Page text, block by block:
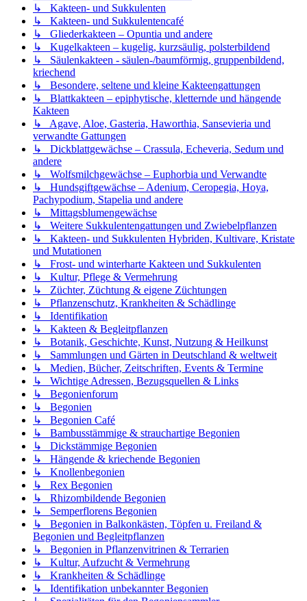
↳ Kakteen- und Sukkulenten
↳ Kakteen- und Sukkulentencafé
↳ Gliederkakteen – Opuntia und andere
↳ Kugelkakteen – kugelig, kurzsäulig, polsterbildend
↳ Säulenkakteen - säulen-/baumförmig, gruppenbildend,
kriechend
↳ Besondere, seltene und kleine Kakteengattungen
↳ Blattkakteen – epiphytische, kletternde und hängende
Kakteen
↳ Agave, Aloe, Gasteria, Haworthia, Sansevieria und
verwandte Gattungen
↳ Dickblattgewächse – Crassula, Echeveria, Sedum und
andere
↳ Wolfsmilchgewächse – Euphorbia und Verwandte
↳ Hundsgiftgewächse – Adenium, Ceropegia, Hoya,
Pachypodium, Stapelia und andere
↳ Mittagsblumengewächse
↳ Weitere Sukkulentengattungen und Zwiebelpflanzen
↳ Kakteen- und Sukkulenten Hybriden, Kultivare, Kristate
und Mutationen
↳ Frost- und winterharte Kakteen und Sukkulenten
↳ Kultur, Pflege & Vermehrung
↳ Züchter, Züchtung & eigene Züchtungen
↳ Pflanzenschutz, Krankheiten & Schädlinge
↳ Identifikation
↳ Kakteen & Begleitpflanzen
↳ Botanik, Geschichte, Kunst, Nutzung & Heilkunst
↳ Sammlungen und Gärten in Deutschland & weltweit
↳ Medien, Bücher, Zeitschriften, Events & Termine
↳ Wichtige Adressen, Bezugsquellen & Links
↳ Begonienforum
↳ Begonien
↳ Begonien Café
↳ Bambusstämmige & strauchartige Begonien
↳ Dickstämmige Begonien
↳ Hängende & kriechende Begonien
↳ Knollenbegonien
↳ Rex Begonien
↳ Rhizombildende Begonien
↳ Semperflorens Begonien
↳ Begonien in Balkonkästen, Töpfen u. Freiland &
Begonien und Begleitpflanzen
↳ Begonien in Pflanzenvitrinen & Terrarien
↳ Kultur, Aufzucht & Vermehrung
↳ Krankheiten & Schädlinge
↳ Identifikation unbekannter Begonien